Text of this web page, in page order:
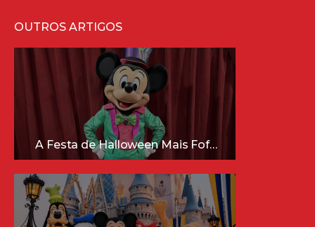
OUTROS ARTIGOS
A Festa de Halloween Mais Fofa da Disney Está Chegando!